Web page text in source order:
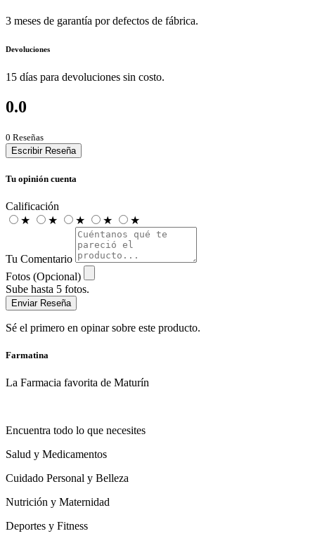
3 meses de garantía por defectos de fábrica.
Devoluciones
15 días para devoluciones sin costo.
0.0
0 Reseñas
Escribir Reseña
Tu opinión cuenta
Calificación
★
★ ★ ★ ★
Tu Comentario
Fotos (Opcional)
Sube hasta 5 fotos.
Enviar Reseña
Sé el primero en opinar sobre este producto.
Farmatina
La Farmacia favorita de Maturín
Encuentra todo lo que necesites
Salud y Medicamentos
Cuidado Personal y Belleza
Nutrición y Maternidad
Deportes y Fitness